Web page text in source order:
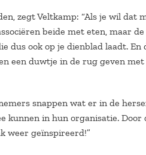
zegt Veltkamp: “Als je wil dat
beide met eten, maar de
dus ook op je dienblad laadt. En
een duwtje in de rug geven met
snappen wat er in de
kunnen in hun organisatie. Door
weer geïnspireerd!”